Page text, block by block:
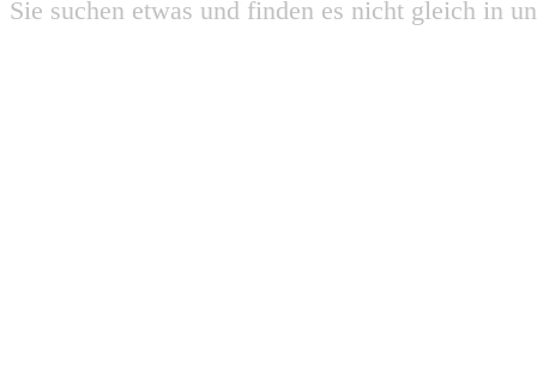
Sie suchen etwas und finden es nicht gleich in